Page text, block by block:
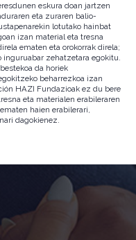
eskura doan jartzen
eta zuraren balio-
lotutako hainbat
izan material eta tresna
ematen eta orokorrak direla;
inguruabar zehatzetara egokitu.
da horiek
beharrezkoa izan
HAZI Fundazioak ez du bere
eta materialen erabileraren
haien erabilerari,
dagokienez.